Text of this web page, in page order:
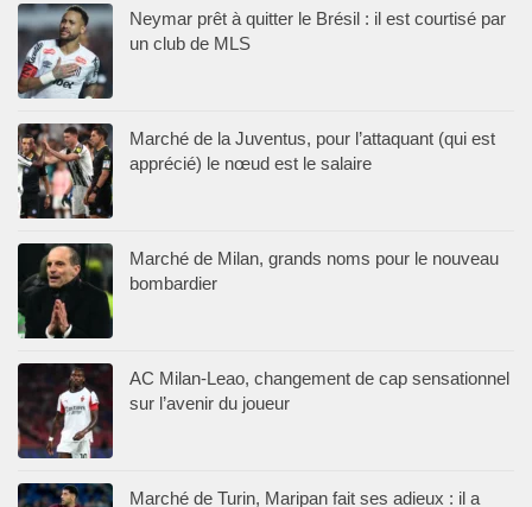
Neymar prêt à quitter le Brésil : il est courtisé par
un club de MLS
Marché de la Juventus, pour l’attaquant (qui est
apprécié) le nœud est le salaire
Marché de Milan, grands noms pour le nouveau
bombardier
AC Milan-Leao, changement de cap sensationnel
sur l’avenir du joueur
Marché de Turin, Maripan fait ses adieux : il a